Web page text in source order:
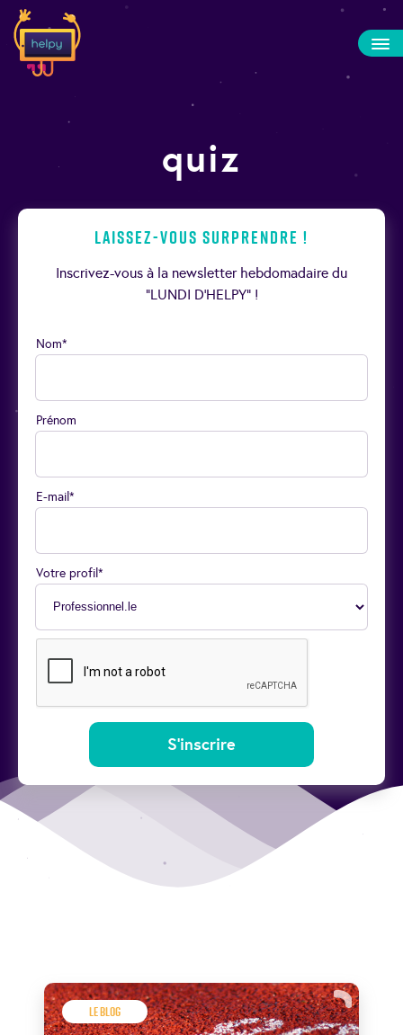
quiz
Laissez-vous surprendre !
Inscrivez-vous à la newsletter hebdomadaire du
“LUNDI D’HELPY” !
Nom*
Prénom
E-mail*
Votre profil*
Le Blog